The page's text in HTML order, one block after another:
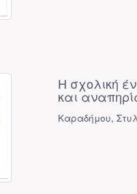
Η σχολική
και
Καραδήμου,